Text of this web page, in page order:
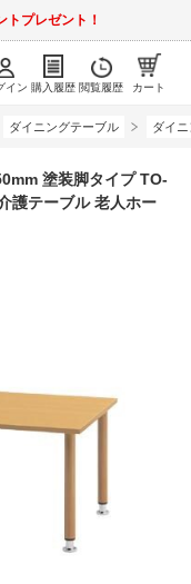
プレゼント！
イン 購入履歴 閲覧履歴 カート
ダイニングテーブル ダイ
塗装脚タイプ TO-
護テーブル 老人ホー